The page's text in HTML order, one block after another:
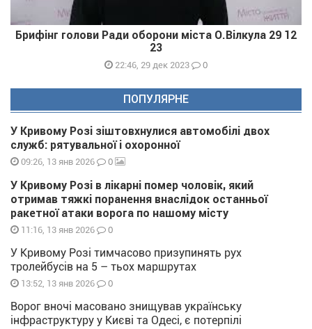
Брифінг голови Ради оборони міста О.Вілкула 29 12
23
22:46, 29 дек 2023 0
ПОПУЛЯРНЕ
У Кривому Розі зіштовхнулися автомобілі двох
служб: рятувальної і охоронної
09:26, 13 янв 2026 0
У Кривому Розі в лікарні помер чоловік, який
отримав тяжкі поранення внаслідок останньої
ракетної атаки ворога по нашому місту
11:16, 13 янв 2026 0
У Кривому Розі тимчасово призупинять рух
тролейбусів на 5 – тьох маршрутах
13:52, 13 янв 2026 0
Ворог вночі масовано знищував українську
інфраструктуру у Києві та Одесі, є потерпілі